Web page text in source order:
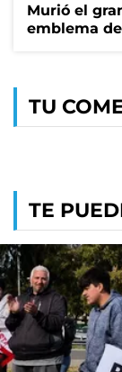
Murió el
emblema
TU
TE